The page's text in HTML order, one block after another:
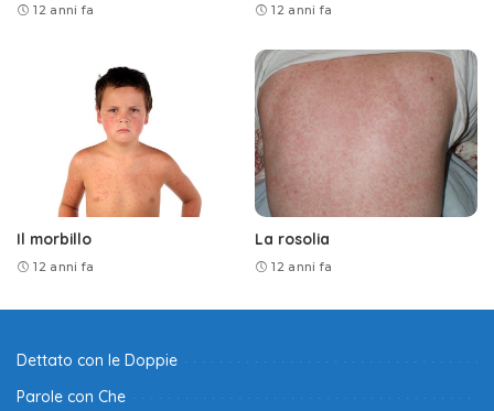
12 anni fa 12 anni fa
Il morbillo
12 anni fa
La rosolia
12 anni fa
Dettato con le Doppie
Parole con Che